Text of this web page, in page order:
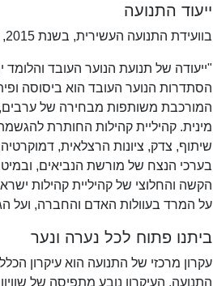
ייעוד התנועה
בוועידת התנועה העשירית, בשנת 2015, נקבע ייעוד התנועה:
"ייעודה של תנועת הנוער העובד
הסתדרות הנוער העובד הוא ביסוסה
המורכבת משותפות מבחירה של ערבים,
מינית. קהיליית קהילות החותרת
שיתוף, צדק, ציונות הרצלאית,
בערכי הנצח של מורשת הנביאים,
הקשה והחלוצי של קהיליית קהילות
על המרד בעוולות האדם והחברה, ועל
ביתנו פתוח לכל נערה ונער
עקרון מרכזי של התנועה הוא עיקרון
התנועה. העיקרון נובע מתפיסה של